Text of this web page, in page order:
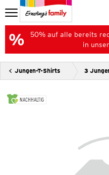
50% auf alle bereits
in
Jungen-T-Shirts 3
NACHHALTIG